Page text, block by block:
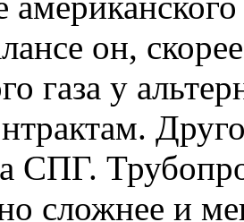
он,
газа у
СПГ.
сложнее и